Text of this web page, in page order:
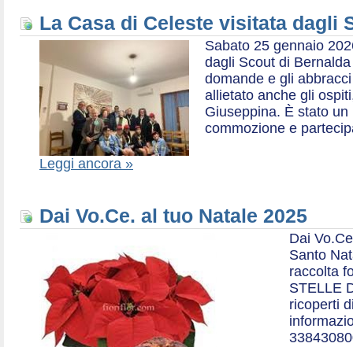
La Casa di Celeste visitata dagli
Sabato 25 gennaio
dagli Scout di
domande e gli
allietato anche gli
Giuseppina. È stato
commozione e
Leggi ancora »
Dai Vo.Ce. al tuo Natale 2025
Dai
Santo
raccolta
STELLE
ricoperti